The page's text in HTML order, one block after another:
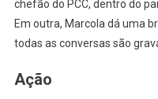
chefão do PCC, dentro do
Em outra, Marcola dá uma
todas as conversas são
Ação